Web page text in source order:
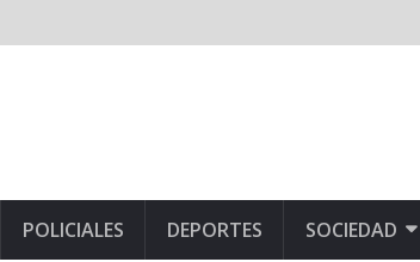
POLICIALES DEPORTES SOCIEDAD